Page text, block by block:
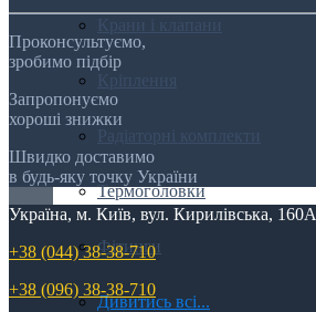
Радіаторні комплекти
Термоголовки
Фітинги
Дивитись всі...
Проконсультуємо,
зробимо підбір
Запропонуємо
хороші знижки
Швидко доставимо
в будь-яку точку України
Україна, м. Київ, вул. Кирилівська, 160А
+38 (044) 38-38-710
+38 (096) 38-38-710